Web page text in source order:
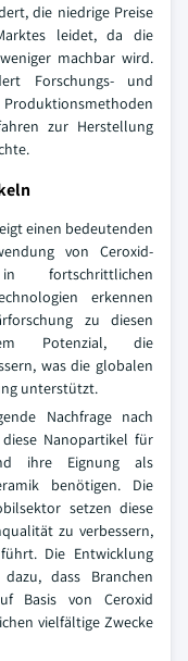
die niedrige Preise
leidet, da die
machbar wird.
Forschungs- und
zur Herstellung
einen bedeutenden
von Ceroxid-
fortschrittlichen
erkennen
zu diesen
Potenzial, die
was die globalen
unterstützt.
Nachfrage nach
Nanopartikel für
ihre Eignung als
benötigen. Die
setzen diese
zu verbessern,
Die Entwicklung
dass Branchen
Basis von Ceroxid
vielfältige Zwecke